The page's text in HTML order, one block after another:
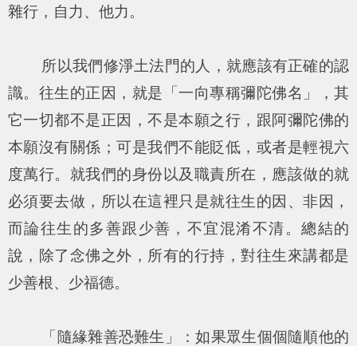
雜行，自力、他力。
所以我們修淨土法門的人，就應該有正確的認
識。往生的正因，就是「一向專稱彌陀佛名」，其
它一切都不是正因，不是本願之行，跟阿彌陀佛的
本願沒有關係；可是我們不能貶低，或者是輕視六
度萬行。就我們的身份以及職責所在，應該做的就
必須要去做，所以在這裡只是就往生的因、非因，
而論往生的多善跟少善，不宜混淆不清。總結的
說，除了念佛之外，所有的行持，對往生來講都是
少善根、少福德。
「隨緣雜善恐難生」：如果眾生個個隨順他的